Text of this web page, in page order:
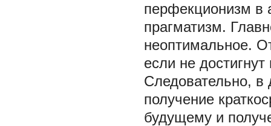
перфекционизм в
прагматизм.
неоптимальное.
если не
Следовательно,
получение
будущему и